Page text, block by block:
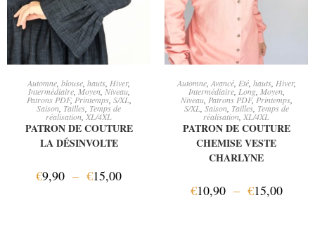
CHOIX DES OPTIONS
Automne blouse hauts Hiver,
Intermédiaire, Moyen, Niveau,
Patrons PDF,Printemps, S/XL,
Saison Tailles Temps de
réalisation ,XL/4XL
PATRON DE COUTURE
LA DÉSINVOLTE
€9,90 – €15,00
CHOIX DES OPTIONS
Automne, Avancé, Eté, hauts, Hiver,
Intermédiaire, Long, Moyen,
Niveau, Patrons PDF,Printemps,
S/XL,Saison, Tailles, Temps de
réalisation XL/4XL
PATRON DE COUTURE
CHEMISE VESTE
CHARLYNE
€10,90 – €15,00